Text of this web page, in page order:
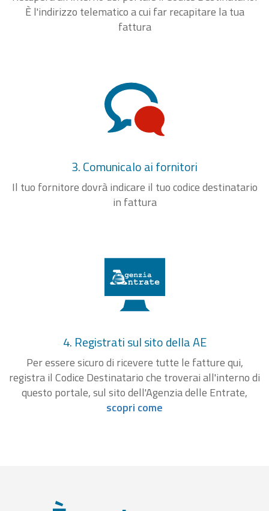
È l'indirizzo telematico a cui far recapitare la tua
fattura
3. Comunicalo ai fornitori
Il tuo fornitore dovrà indicare il tuo codice destinatario
in fattura
4. Registrati sul sito della AE
Per essere sicuro di ricevere tutte le fatture qui,
registra il Codice Destinatario che troverai all'interno di
questo portale, sul sito dell'Agenzia delle Entrate,
scopri come